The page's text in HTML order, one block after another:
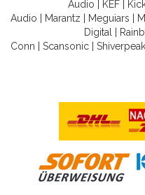
Audio
KEF|
Audio
Marantz Meguiars
Digital
Conn
Scansonic